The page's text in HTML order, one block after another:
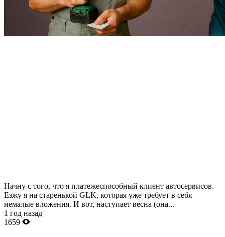
Начну с того, что я платежеспособный клиент автосервисов.
Езжу я на старенькой GLK, которая уже требует в себя
немалые вложения. И вот, наступает весна (она...
1 год назад
1659